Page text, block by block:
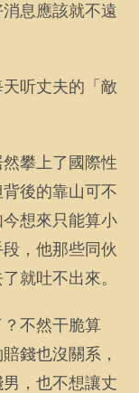
息應該就不遠
听丈夫的「敵
攀上了國際性
後的靠山可不
想來只能算小
，他那些同伙
就吐不出來。
？不然干脆算
錢也沒關系，
，也不想讓丈